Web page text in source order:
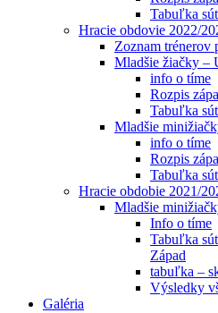
Tabuľka
Hracie obdovie 2022/
Zoznam trénerov
Mladšie žiačky –
info o tíme
Rozpis
Tabuľka
Mladšie
info o tíme
Rozpis
Tabuľka
Hracie obdobie 2021/
Mladšie
Info o tíme
Tabuľka
Západ
tabuľka –
Výsledky
Galéria